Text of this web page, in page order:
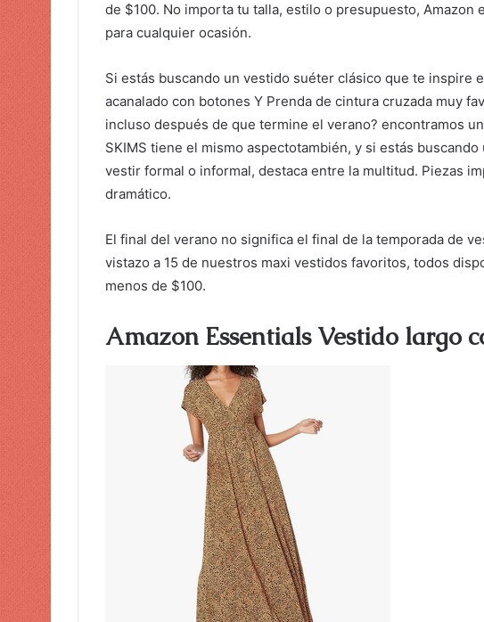
e
o
ó
c
o
de $100. No importa tu talla, estilo o presupuesto, Amazon
para cualquier ocasión.
Si estás buscando un vestido suéter clásico que te inspire
acanalado con botones Y Prenda de cintura cruzada muy
incluso después de que termine el verano? encontramos
SKIMS tiene el mismo aspectotambién, y si estás
vestir formal o informal, destaca entre la multitud. Piezas
dramático.
El final del verano no significa el final de la temporada de
vistazo a 15 de nuestros maxi vestidos favoritos, todos
menos de $100.
Amazon Essentials Vestido largo